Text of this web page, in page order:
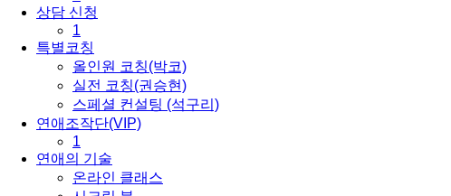
상담 신청
1
특별코칭
올인원 코칭(박코)
실전 코칭(권승현)
스페셜 컨설팅 (석구리)
연애조작단(VIP)
1
연애의 기술
온라인 클래스